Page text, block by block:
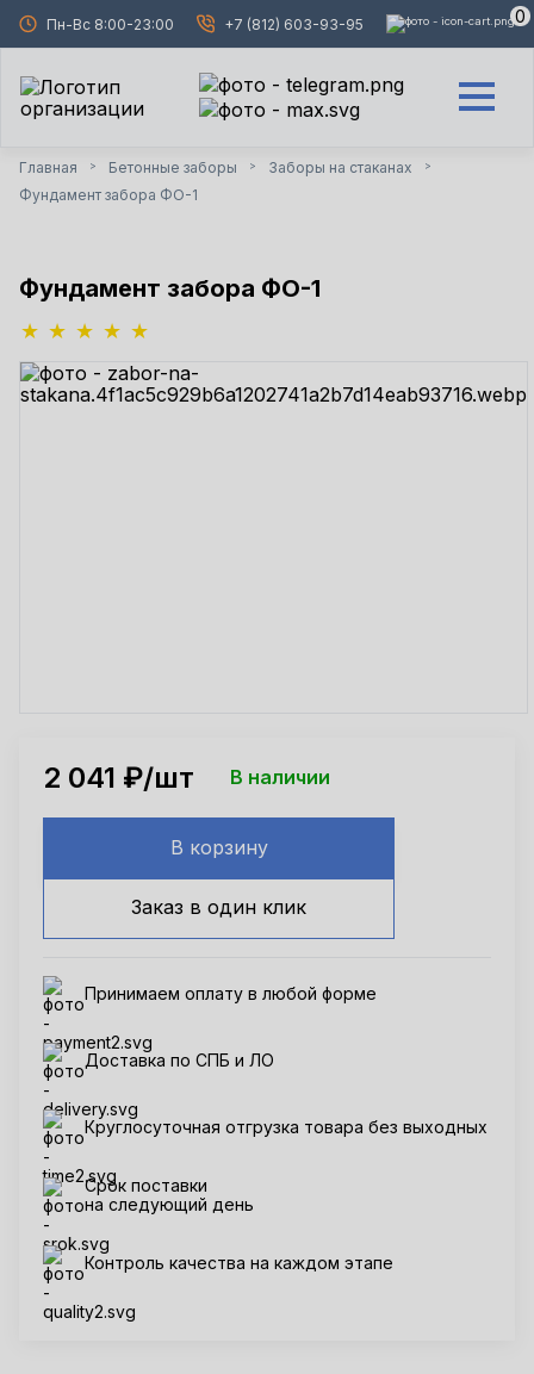
Пн-Вс 8:00-23:00 +7 (812) 603-93-95 0
Главная > Бетонные заборы > Заборы на стаканах >
Фундамент забора ФО-1
Фундамент забора ФО-1
2 041 ₽/шт В наличии
В корзину
Заказ в один клик
Принимаем оплату в любой форме
Доставка по СПБ и ЛО
Круглосуточная отгрузка товара без выходных
Срок поставки
на следующий день
Контроль качества на каждом этапе